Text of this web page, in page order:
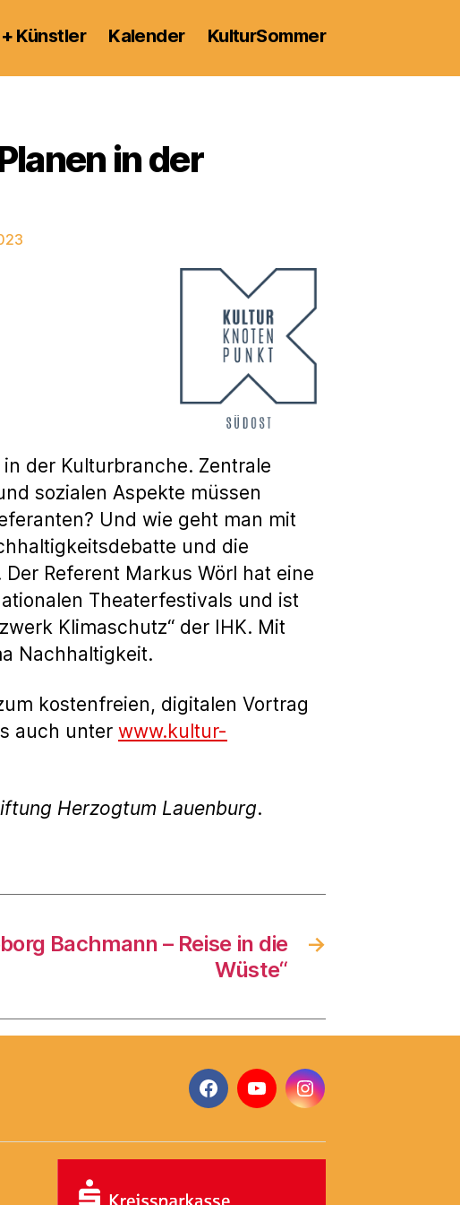
Künstler Kalender KulturSommer
in der
der Kulturbranche. Zentrale
sozialen Aspekte müssen
Und wie geht man mit
und die
Referent Markus Wörl hat eine
Theaterfestivals und ist
Klimaschutz“ der IHK. Mit
Nachhaltigkeit.
kostenfreien, digitalen Vortrag
auch unter www.kultur-
Herzogtum Lauenburg.
→
Bachmann – Reise in die
Wüste“
FacebookYouTubeInstagram